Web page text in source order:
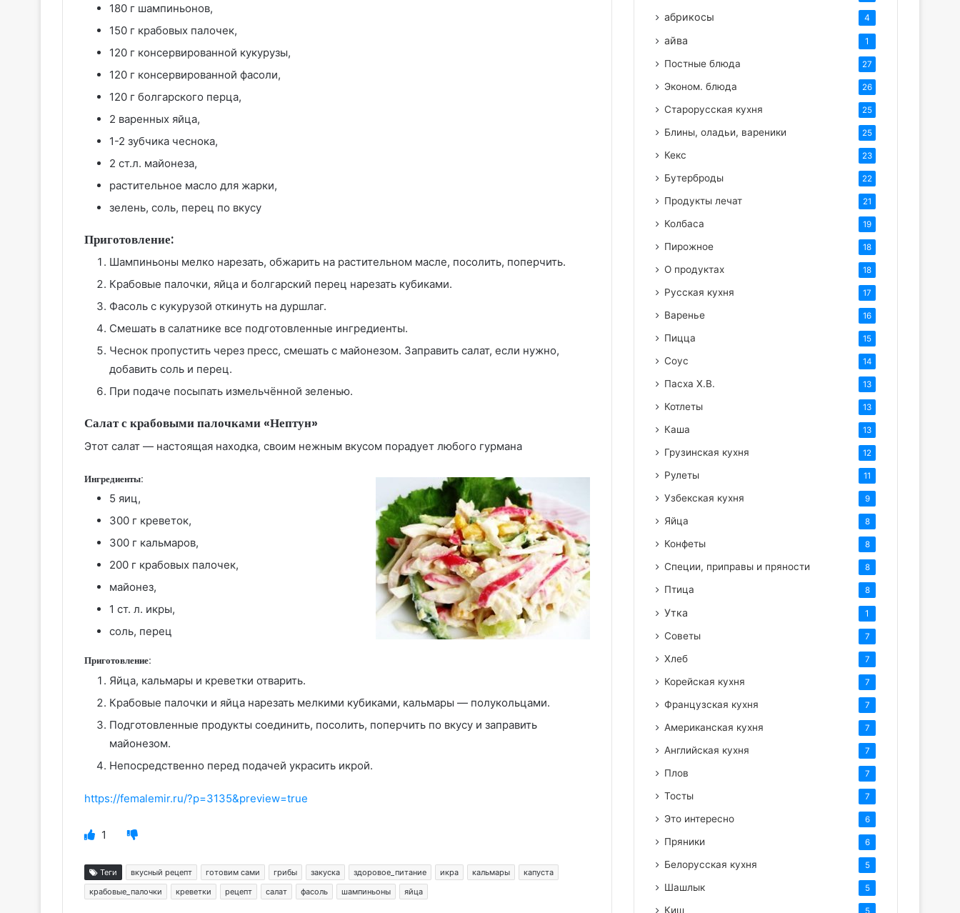
180 г шампиньонов,
150 г крабовых палочек,
120 г консервированной кукурузы,
120 г консервированной фасоли,
120 г болгарского перца,
2 варенных яйца,
1-2 зубчика чеснока,
2 ст.л. майонеза,
растительное масло для жарки,
зелень, соль, перец по вкусу
Приготовление:
Шампиньоны мелко нарезать, обжарить на растительном масле, посолить, поперчить.
Крабовые палочки, яйца и болгарский перец нарезать кубиками.
Фасоль с кукурузой откинуть на дуршлаг.
Смешать в салатнике все подготовленные ингредиенты.
Чеснок пропустить через пресс, смешать с майонезом. Заправить салат, если нужно,
добавить соль и перец.
При подаче посыпать измельчённой зеленью.
Салат с крабовыми палочками «Нептун»
Этот салат — настоящая находка, своим нежным вкусом порадует любого гурмана
Ингредиенты:
5 яиц,
300 г креветок,
300 г кальмаров,
200 г крабовых палочек,
майонез,
1 ст. л. икры,
соль, перец
Приготовление:
Яйца, кальмары и креветки отварить.
Крабовые палочки и яйца нарезать мелкими кубиками, кальмары — полукольцами.
Подготовленные продукты соединить, посолить, поперчить по вкусу и заправить
майонезом.
Непосредственно перед подачей украсить икрой.
https://femalemir.ru/?p=3135&preview=true
1
Теги вкусный рецепт готовим сами грибы закуска здоровое_питание икра кальмары
капуста
крабовые_палочки
креветки рецепт салат фасоль шампиньоны яйца
абрикосы 4
айва 1
Постные блюда 27
Эконом. блюда 26
Старорусская кухня 25
Блины, оладьи, вареники 25
Кекс 23
Бутерброды 22
Продукты лечат 21
Колбаса 19
Пирожное 18
О продуктах 18
Русская кухня 17
Варенье 16
Пицца 15
Соус 14
Пасха Х.В. 13
Котлеты 13
Каша 13
Грузинская кухня 12
Рулеты 11
Узбекская кухня 9
Яйца 8
Конфеты 8
Специи, приправы и пряности 8
Птица 8
Утка 1
Советы 7
Хлеб 7
Корейская кухня 7
Французская кухня 7
Американская кухня 7
Английская кухня 7
Плов 7
Тосты 7
Это интересно 6
Пряники 6
Белорусская кухня 5
Шашлык 5
Киш 5